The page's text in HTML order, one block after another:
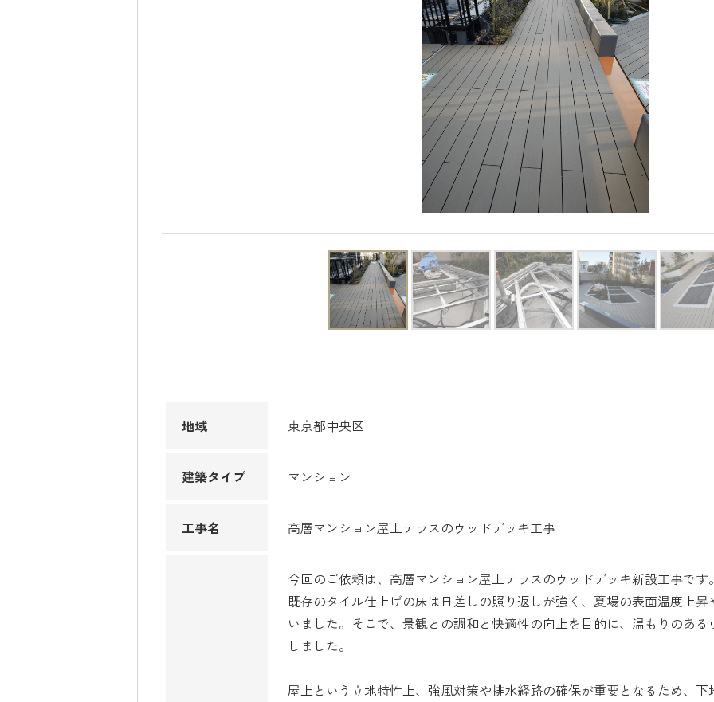
地域 東京都中央区
建築タイプ マンション
工事名 高層マンション屋上テラスのウッドデッキ工事
今回のご依頼は、高層マンション屋上テラスのウッドデッキ新設工事です
既存のタイル仕上げの床は日差しの照り返しが強く、夏場の表面温度上
いました。そこで、景観との調和と快適性の向上を目的に、温もりのあ
しました。
屋上という立地特性上、強風対策や排水経路の確保が重要となるため、